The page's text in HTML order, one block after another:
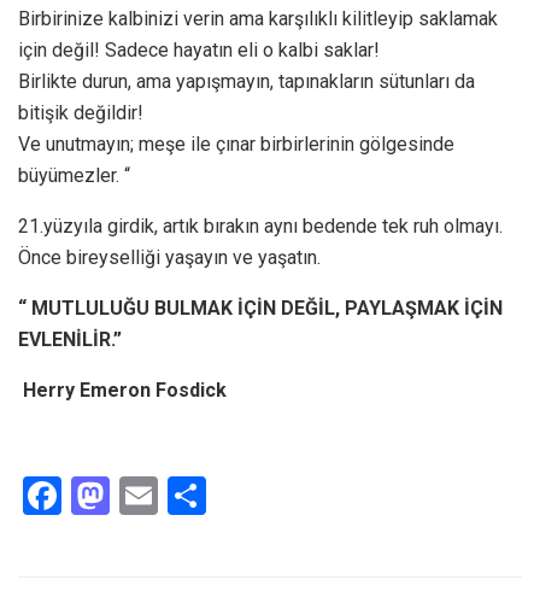
Birbirinize kalbinizi verin ama karşılıklı kilitleyip saklamak
için değil! Sadece hayatın eli o kalbi saklar!
Birlikte durun, ama yapışmayın, tapınakların sütunları da
bitişik değildir!
Ve unutmayın; meşe ile çınar birbirlerinin gölgesinde
büyümezler. “
21.yüzyıla girdik, artık bırakın aynı bedende tek ruh olmayı.
Önce bireyselliği yaşayın ve yaşatın.
“ MUTLULUĞU BULMAK İÇİN DEĞİL, PAYLAŞMAK İÇİN
EVLENİLİR.”
Herry Emeron Fosdick
F
M E